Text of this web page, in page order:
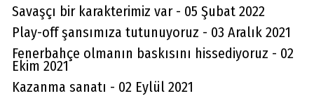
Savaşçı bir karakterimiz var - 05 Şubat 2022
Play-off şansımıza tutunuyoruz - 03 Aralık 2021
Fenerbahçe olmanın baskısını hissediyoruz - 02
Ekim 2021
Kazanma sanatı - 02 Eylül 2021